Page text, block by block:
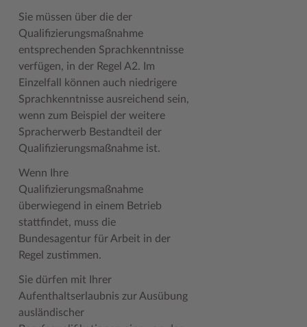
Sie müssen über die der
Qualifizierungsmaßnahme
entsprechenden Sprachkenntnisse
verfügen, in der Regel A2. Im
Einzelfall können auch niedrigere
Sprachkenntnisse ausreichend sein,
wenn zum Beispiel der weitere
Spracherwerb Bestandteil der
Qualifizierungsmaßnahme ist.
Wenn Ihre
Qualifizierungsmaßnahme
überwiegend in einem Betrieb
stattfindet, muss die
Bundesagentur für Arbeit in der
Regel zustimmen.
Sie dürfen mit Ihrer
Aufenthaltserlaubnis zur Ausübung
ausländischer